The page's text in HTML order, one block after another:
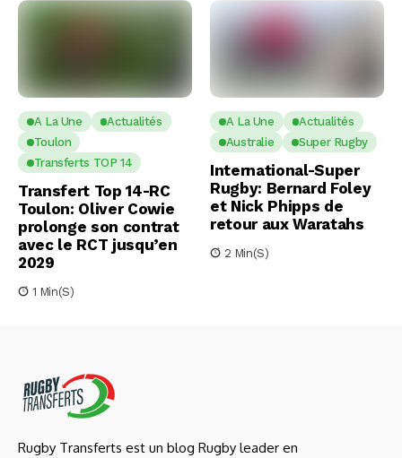
A La Une
Actualités
Toulon
Transferts TOP 14
Transfert Top 14-RC
Toulon: Oliver Cowie
prolonge son contrat
avec le RCT jusqu’en
2029
1 Min(s)
A La Une
Actualités
Australie
Super Rugby
International-Super
Rugby: Bernard Foley
et Nick Phipps de
retour aux Waratahs
2 Min(s)
Rugby Transferts est un blog Rugby leader en